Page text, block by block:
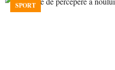
SPORT